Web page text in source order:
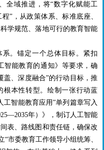
全域推进，将“数字化赋能工
”，从政策体系、标准底座、
学规范、落地可行的教育智能
系。锚定一个总体目标。紧扣
智能教育的通知》等要求，确
盖、深度融合”的行动目标，推
根本性转型。绘制一张行动蓝
工智能教育应用”单列篇章写入
—2035年）》，制订人工智能
表、路线图和责任链，确保改
“市委教育工作领导小组统筹、